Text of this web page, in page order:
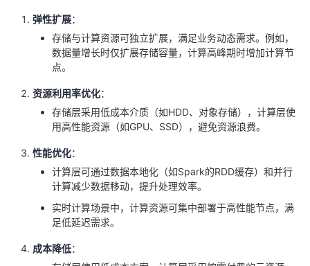
弹性扩展：
存储与计算资源可独立扩展，满足业务动态需求。例如，
数据量增长时仅扩展存储容量，计算高峰期时增加计算节
点。
资源利用率优化：
存储层采用低成本介质（如HDD、对象存储），计算层使
用高性能资源（如GPU、SSD），避免资源浪费。
性能优化：
计算层可通过数据本地化（如Spark的RDD缓存）和并行
计算减少数据移动，提升处理效率。
实时计算场景中，计算资源可集中部署于高性能节点，满
足低延迟需求。
成本降低：